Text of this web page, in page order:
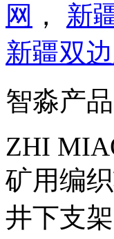
网 ， 新
新疆双
智淼产
ZHI
矿用编
井下支